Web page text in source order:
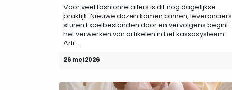
Voor veel fashionretailers is dit nog dagelijkse
praktijk. Nieuwe dozen komen binnen, leveranciers
sturen Excelbestanden door en vervolgens begint
het verwerken van artikelen in het kassasysteem.
Arti...
26 mei 2026